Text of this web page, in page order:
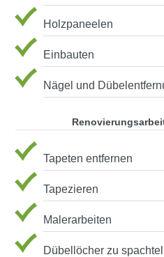
Holzpaneelen
Einbauten
Nägel und
Tapeten entfernen
Tapezieren
Malerarbeiten
Dübellöcher zu